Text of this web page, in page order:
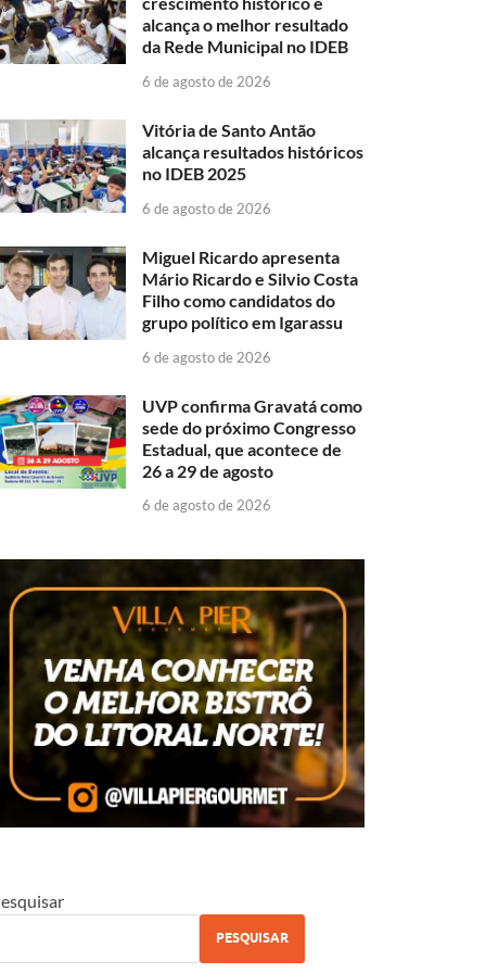
alcança o melhor resultado
da Rede Municipal no IDEB
6 de agosto de 2026
Vitória de Santo Antão
alcança resultados históricos
no IDEB 2025
6 de agosto de 2026
Miguel Ricardo apresenta
Mário Ricardo e Silvio Costa
Filho como candidatos do
grupo político em Igarassu
6 de agosto de 2026
UVP confirma Gravatá como
sede do próximo Congresso
Estadual, que acontece de
26 a 29 de agosto
6 de agosto de 2026
PESQUISAR